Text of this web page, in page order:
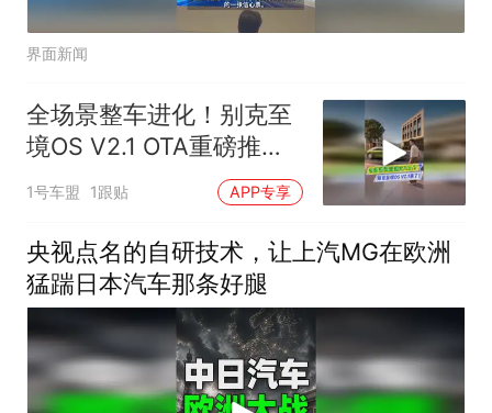
界面新闻
全场景整车进化！别克至
境OS V2.1 OTA重磅推
送！
1号车盟 1跟贴 APP专享
央视点名的自研技术，让上汽MG在欧洲
猛踹日本汽车那条好腿